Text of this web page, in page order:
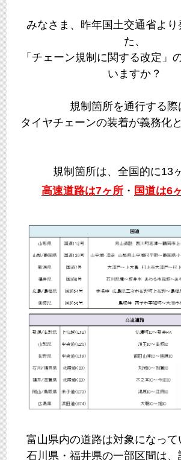
みなさま、昨年国土交通省より
た、
「チェーン規制に関する改定」
いますか？
規制箇所を通行する際
タイヤチェーンの装着が義務化
規制箇所は、全国的に13
高速道路は7ヶ所 ・ 国道は6
富山県内の道路は対象になって
石川県・福井県の一部区間は、